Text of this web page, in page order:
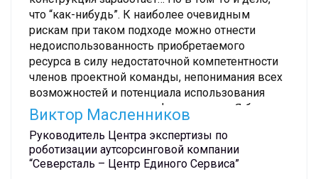
что “как-нибудь”. К наиболее очевидным
рискам при таком подходе можно отнести
недоиспользованность приобретаемого
ресурса в силу недостаточной компетентности
членов проектной команды, непонимания всех
возможностей и потенциала использования
имеющегося у системы функционала. Я бы
рекомендовал обращаться к опытным
интегратором: они сделают и настроят все так,
чтобы RPA максимально отвечала
потребностям именно вашей компании и, как и
Виктор Масленников
Руководитель Центра экспертизы по
роботизации аутсорсинговой компании
“Северсталь – Центр Единого Сервиса”